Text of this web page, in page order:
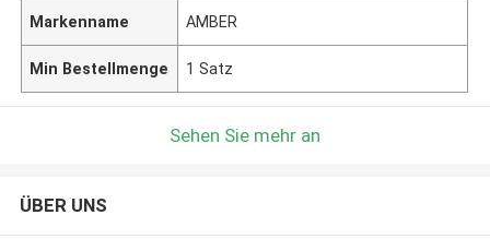
Markenname AMBER
Min Bestellmenge 1 Satz
Sehen Sie mehr an
ÜBER UNS